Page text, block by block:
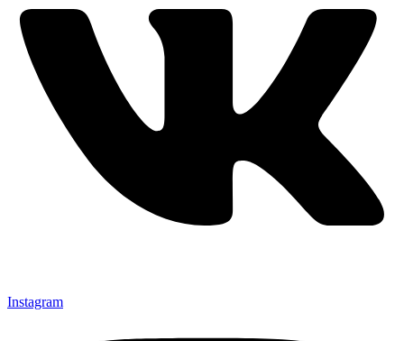
Instagram